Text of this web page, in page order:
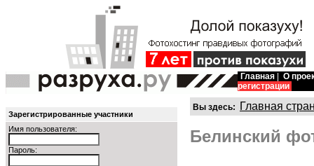
Главная
О
регистрации
Зарегистрированные участники
Имя пользователя:
Пароль:
Вы здесь: Главная
Белинский